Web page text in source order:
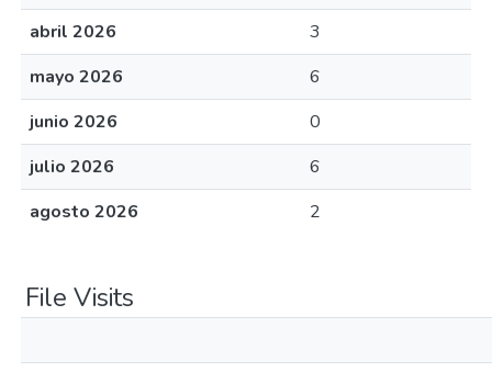
abril 2026
3
mayo 2026
6
junio 2026
0
julio 2026
6
agosto 2026
2
File Visits